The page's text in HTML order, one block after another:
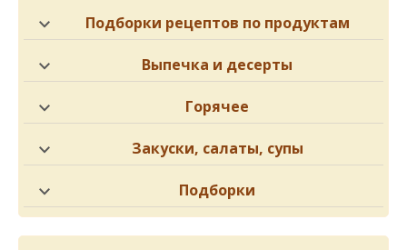
Подборки рецептов по продуктам
Выпечка и десерты
Горячее
Закуски, салаты, супы
Подборки